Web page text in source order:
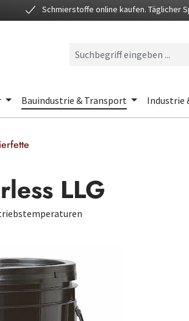
Schmierstoffe online kaufen. Täglicher
Bauindustrie & Transport Industrie
LLG